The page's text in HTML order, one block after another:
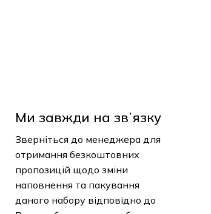
До Магазину
Ми завжди на звʼязку
Зверніться до менеджера для
отримання безкоштовних
пропозицій щодо зміни
наповнення та пакування
даного набору відповідно до